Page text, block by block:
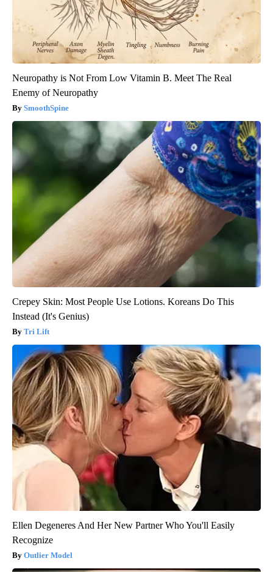
Neuropathy is Not From Low Vitamin B. Meet The Real
Enemy of Neuropathy
SmoothSpine
Crepey Skin: Most People Use Lotions. Koreans Do This
Instead (It's Genius)
Tri Lift
Ellen Degeneres And Her New Partner Who You'll Easily
Recognize
Outlier Model